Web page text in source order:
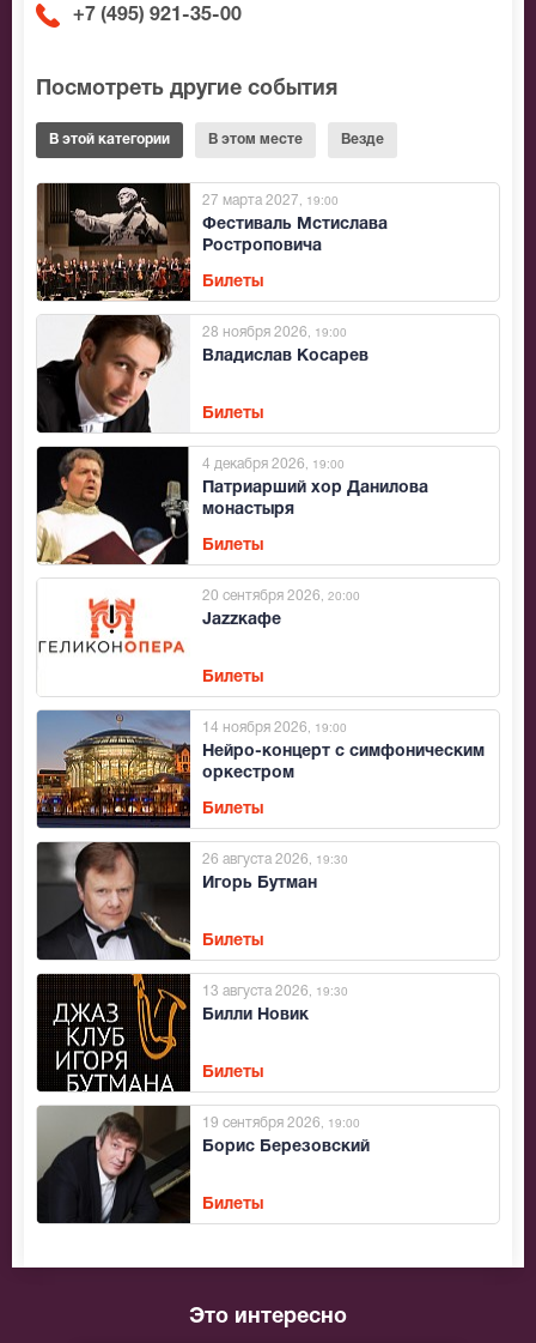
+7 (495) 921-35-00
Посмотреть другие события
В этой категории В этом месте Везде
Фестиваль Мстислава
Ростроповича
27 марта 2027 , 19:00
Билеты
Владислав Косарев
28 ноября 2026 , 19:00
Билеты
Патриарший хор Данилова
монастыря
4 декабря 2026 , 19:00
Билеты
Jazzкафе
20 сентября 2026 , 20:00
Билеты
Нейро-концерт с симфоническим
оркестром
14 ноября 2026 , 19:00
Билеты
Игорь Бутман
26 августа 2026 , 19:30
Билеты
Билли Новик
13 августа 2026 , 19:30
Билеты
Борис Березовский
19 сентября 2026 , 19:00
Билеты
Это интересно